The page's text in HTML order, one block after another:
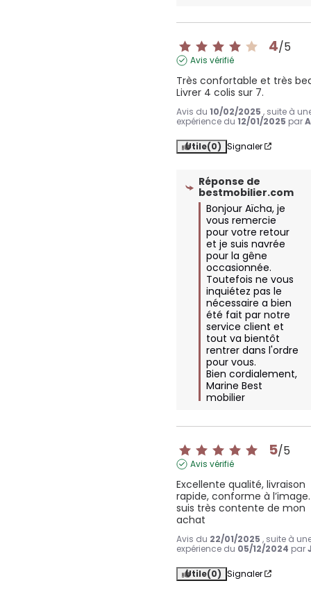
4/5
Avis vérifié
Très confortable et très
Livrer 4 colis sur 7.
Avis du10/02/2025 , suite à
expérience du12/01/2025 par
Utile(0) Signaler
Réponse de
bestmobilier.com
Bonjour Aïcha, je
vous remercie
pour votre retour
et je suis navrée
pour la gêne
occasionnée.
Toutefois ne vous
inquiétez pas le
nécessaire a bien
été fait par notre
service client et
tout va bientôt
rentrer dans l'ordre
pour vous.
Bien cordialement,
Marine Best
mobilier
5/5
Avis vérifié
Excellente qualité, livraison
rapide, conforme à
suis très contente de mon
achat
Avis du 22/01/2025 , suite à
expérience du 05/12/2024 par
Utile(0) Signaler